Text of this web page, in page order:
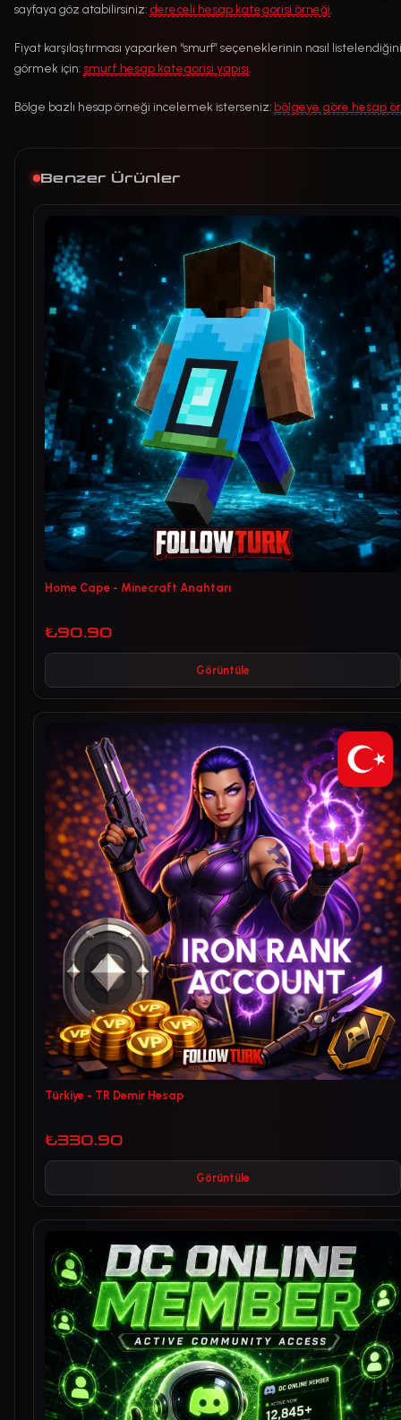
sayfaya göz atabilirsiniz:dereceli hesap kategorisi örneği
Fiyat karşılaştırması yaparken “smurf” seçeneklerinin nasıl listelendiğini
görmek için: smurf hesap kategorisi yapısı
Bölge bazlı hesap örneği incelemek isterseniz:bölgeye göre hesap
Benzer Ürünler
Home Cape - Minecraft Anahtarı
₺90.90
Görüntüle
Türkiye - TR Demir Hesap
₺330.90
Görüntüle